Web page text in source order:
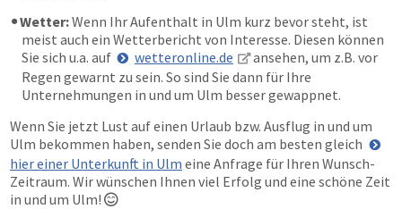
Wetter:Wenn Ihr Aufenthalt in Ulm kurz bevor steht, ist
meist auch ein Wetterbericht von Interesse. Diesen können
Sie sich u.a. auf
wetteronline.de
ansehen, um z.B. vor
Regen gewarnt zu sein. So sind Sie dann für Ihre
Unternehmungen in und um Ulm besser gewappnet.
Wenn Sie jetzt Lust auf einen Urlaub bzw. Ausflug in und um
Ulm bekommen haben, senden Sie doch am besten gleich
hier einer Unterkunft in Ulm eine Anfrage für Ihren Wunsch-
Zeitraum. Wir wünschen Ihnen viel Erfolg und eine schöne Zeit
in und um Ulm! 